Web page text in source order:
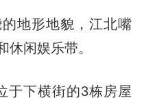
地形地貌，江北嘴
休闲娱乐带。
下横街的3栋房屋